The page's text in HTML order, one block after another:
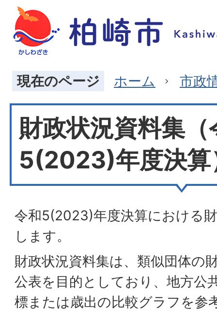
現在のページ ホーム 市政
財政状況資料集（
5(2023)年度決算
令和5(2023)年度決算における
します。
財政状況資料集は、類似団体の
公表を目的としており、地方公
標または歳出の比較グラフを参